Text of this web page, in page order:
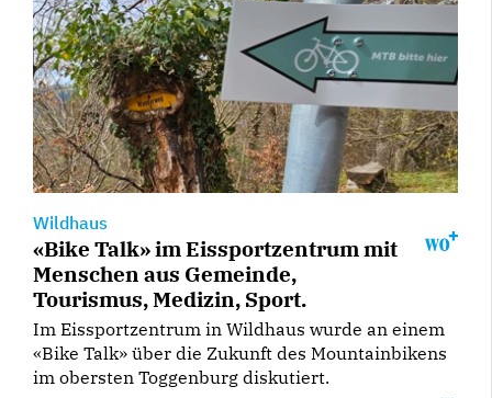
Wildhaus
«Bike Talk» im Eissportzentrum mit
Menschen aus Gemeinde,
Tourismus, Medizin, Sport.
Im Eissportzentrum in Wildhaus wurde an einem
«Bike Talk» über die Zukunft des Mountainbikens
im obersten Toggenburg diskutiert.